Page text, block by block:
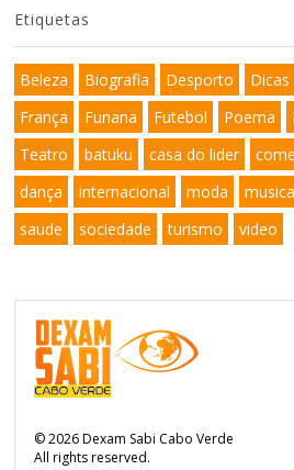
Etiquetas
Beleza Biografia Desporto Dicas
França
Funana Futebol Poema
Teatro
batuku casa do lider
dança
internacional moda musica
saude
sociedade turismo video
©2026Dexam Sabi Cabo Verde
All rights reserved.